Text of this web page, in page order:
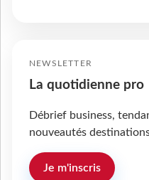
NEWSLETTER
La quotidienne pro
Débrief business,
nouveautés
Je m'inscris